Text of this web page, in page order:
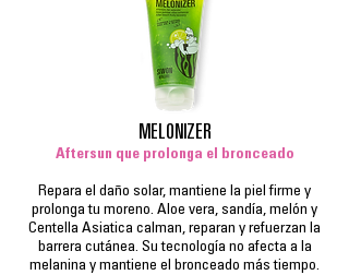
MELONIZER
Aftersun que prolonga el bronceado
Repara el daño solar, mantiene la piel firme y
prolonga tu moreno. Aloe vera, sandía, melón y
Centella Asiatica calman, reparan y refuerzan la
barrera cutánea. Su tecnología no afecta a la
melanina y mantiene el bronceado más tiempo.